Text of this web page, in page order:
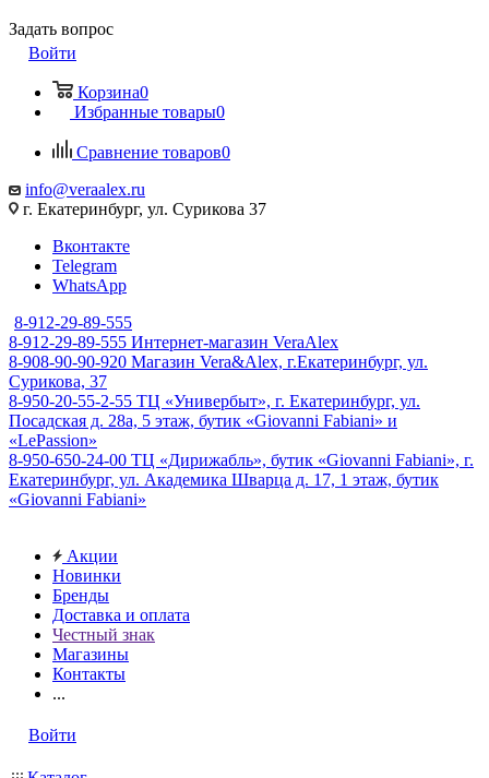
Задать вопрос
Войти
Корзина0
Избранные товары0
Сравнение товаров0
info@veraalex.ru
г. Екатеринбург, ул. Сурикова 37
Вконтакте
Telegram
WhatsApp
8-912-29-89-555
8-912-29-89-555 Интернет-магазин VeraAlex
8-908-90-90-920 Магазин Vera&Alex, г.Екатеринбург, ул.
Сурикова, 37
8-950-20-55-2-55 ТЦ «Универбыт», г. Екатеринбург, ул.
Посадская д. 28а, 5 этаж, бутик «Giovanni Fabiani» и
«LePassion»
8-950-650-24-00 ТЦ «Дирижабль», бутик «Giovanni Fabiani», г.
Екатеринбург, ул. Академика Шварца д. 17, 1 этаж, бутик
«Giovanni Fabiani»
Акции
Новинки
Бренды
Доставка и оплата
Честный знак
Магазины
Контакты
...
Войти